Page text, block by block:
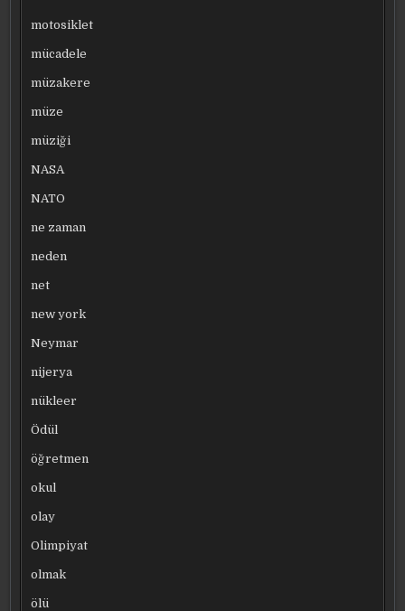
motosiklet
mücadele
müzakere
müze
müziği
NASA
NATO
ne zaman
neden
net
new york
Neymar
nijerya
nükleer
Ödül
öğretmen
okul
olay
Olimpiyat
olmak
ölü